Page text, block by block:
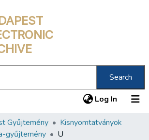
Search
Log In (current)
Gyűjtemény
Kisnyomtatványok
gyűjtemény
U